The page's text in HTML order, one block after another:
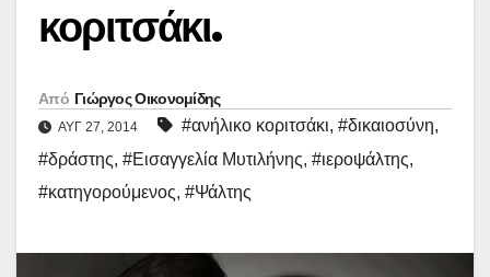
κοριτσάκι.
Από Γιώργος Οικονομίδης
ΑΥΓ 27, 2014 #ανήλικο κοριτσάκι, #δικαιοσύνη,
#δράστης, #Εισαγγελία Μυτιλήνης, #ιεροψάλτης,
#κατηγορούμενος, #Ψάλτης